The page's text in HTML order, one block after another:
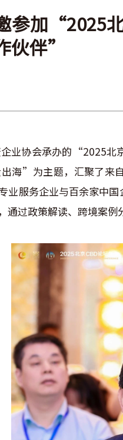
参加“2025
伙伴”
业协会承办的“2025北
海”为主题，汇聚了来
业服务企业与百余家中
过政策解读、跨境案